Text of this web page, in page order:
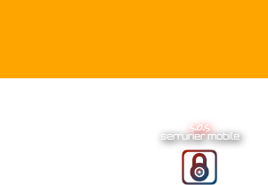
s.o.s
serrurier mobile